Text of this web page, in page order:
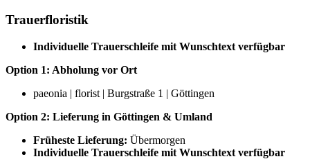
Trauerfloristik
Individuelle Trauerschleife mit Wunschtext verfügbar
Option 1: Abholung vor Ort
paeonia | florist | Burgstraße 1 | Göttingen
Option 2: Lieferung in Göttingen & Umland
Früheste Lieferung: Übermorgen
Individuelle Trauerschleife mit Wunschtext verfügbar